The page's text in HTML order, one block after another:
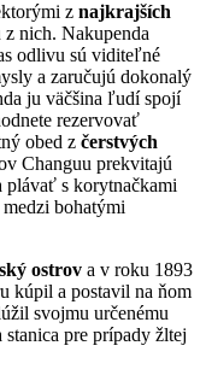
z najkrajších
nich. Nakupenda
odlivu sú viditeľné
a zaručujú dokonalý
ju väčšina ľudí spojí
rezervovať
obed z čerstvých
Changuu prekvitajú
plávať s korytnačkami
bohatými
ostrov a v roku 1893
kúpil a postavil na ňom
svojmu určenému
pre prípady žltej